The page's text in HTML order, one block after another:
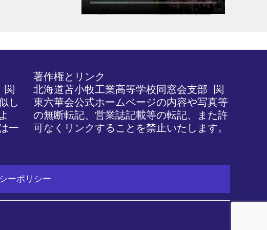
関
し
一
著作権とリンク
北海道苫小牧工業高等学校同窓会支部 関
東六華会公式ホームページの内容や写真等
の無断転記、営業誌記載等の転記、また許
可なくリンクすることを禁止いたします。
ーポリシー